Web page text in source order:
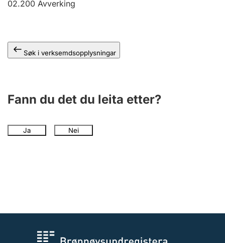
02.200 Avverking
Søk i verksemdsopplysningar
Fann du det du leita etter?
Ja Nei